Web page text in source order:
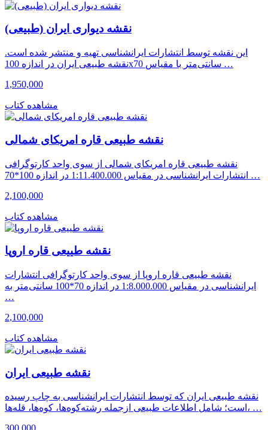
نقشه دیواری ایران (طبیعی)
این نقشه توسط انتشارات ایرانشناسی تهیه و منتشر شده است.
نقشه طبیعی ایران در اندازه 100x70 سانتی‌متر با مقیاس …
1,950,000
مشاهده کتاب
نقشه طبیعی قاره امریکای شمالی
نقشه طبیعی قاره امریکای شمالی از سوی واحد کارتوگرافی
انتشارات ایرانشناسی در مقیاس 1:11.400.000 در اندازه 100*70 …
2,100,000
مشاهده کتاب
نقشه طییعی قاره اروپا
نقشه طبیعی قاره اروپا از سوی واحد کارتوگرافی انتشارات
ایرانشناسی در مقیاس 1:8.000.000 در اندازه 70*100 سانتی‌متر به
…
2,100,000
مشاهده کتاب
نقشه طبیعی ایران
نقشه طبیعی ایران که توسط انتشارات ایرانشناسی به چاپ رسیده
است؛ شامل اطلاعات طبیعی ازجمله رشته‌کوه‌ها، کوه‌ها، قله‌ها، …